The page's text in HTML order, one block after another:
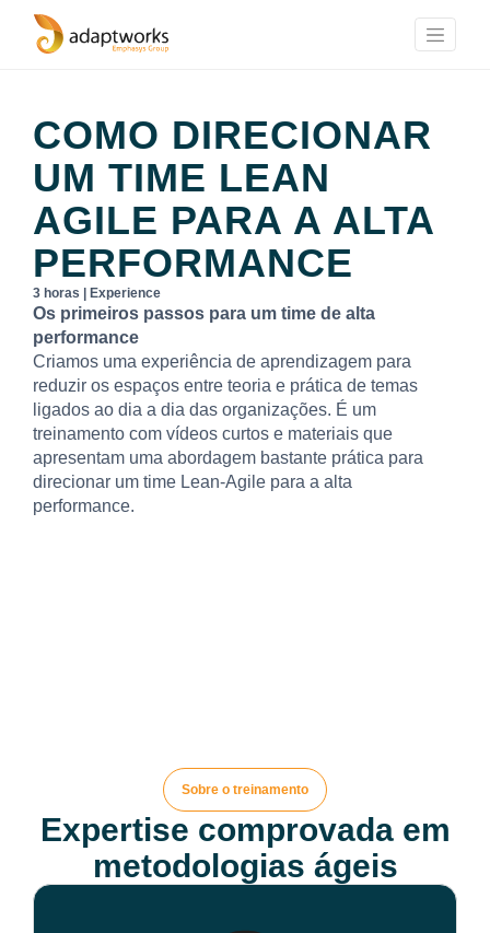
COMO DIRECIONAR
UM TIME LEAN
AGILE PARA A ALTA
PERFORMANCE
3 horas | Experience
Os primeiros passos para um time de alta
performance
Criamos uma experiência de aprendizagem para
reduzir os espaços entre teoria e prática de temas
ligados ao dia a dia das organizações. É um
treinamento com vídeos curtos e materiais que
apresentam uma abordagem bastante prática para
direcionar um time Lean-Agile para a alta
performance.
Sobre o treinamento
Expertise comprovada em
metodologias ágeis